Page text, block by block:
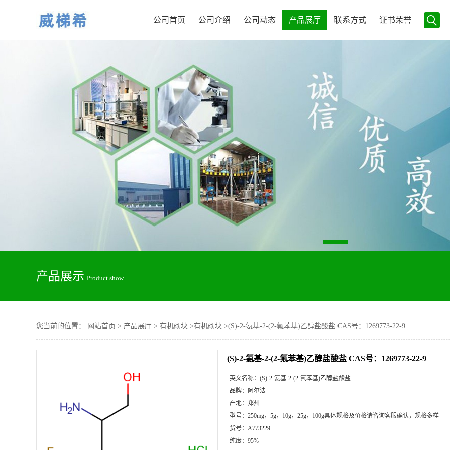
公司首页 公司介绍 公司动态 产品展厅 联系方式 证书荣誉
产品展示 Product show
您当前的位置： 网站首页 > 产品展厅 > 有机砌块 >有机砌块 >(S)-2-氨基-2-(2-氟苯基)乙醇盐酸盐 CAS号：1269773-22-9
(S)-2-氨基-2-(2-氟苯基)乙醇盐酸盐 CAS号：1269773-22-9
英文名称： (S)-2-氨基-2-(2-氟苯基)乙醇盐酸盐
品牌：
阿尔法
产地： 郑州
型号： 250mg，5g，10g，25g，100g具体规格及价格请咨询客服确认，规格多样
货号： A773229
纯度： 95%